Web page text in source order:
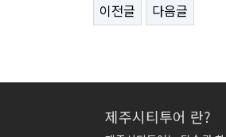
이전글 다음글
제주시티투어 란?